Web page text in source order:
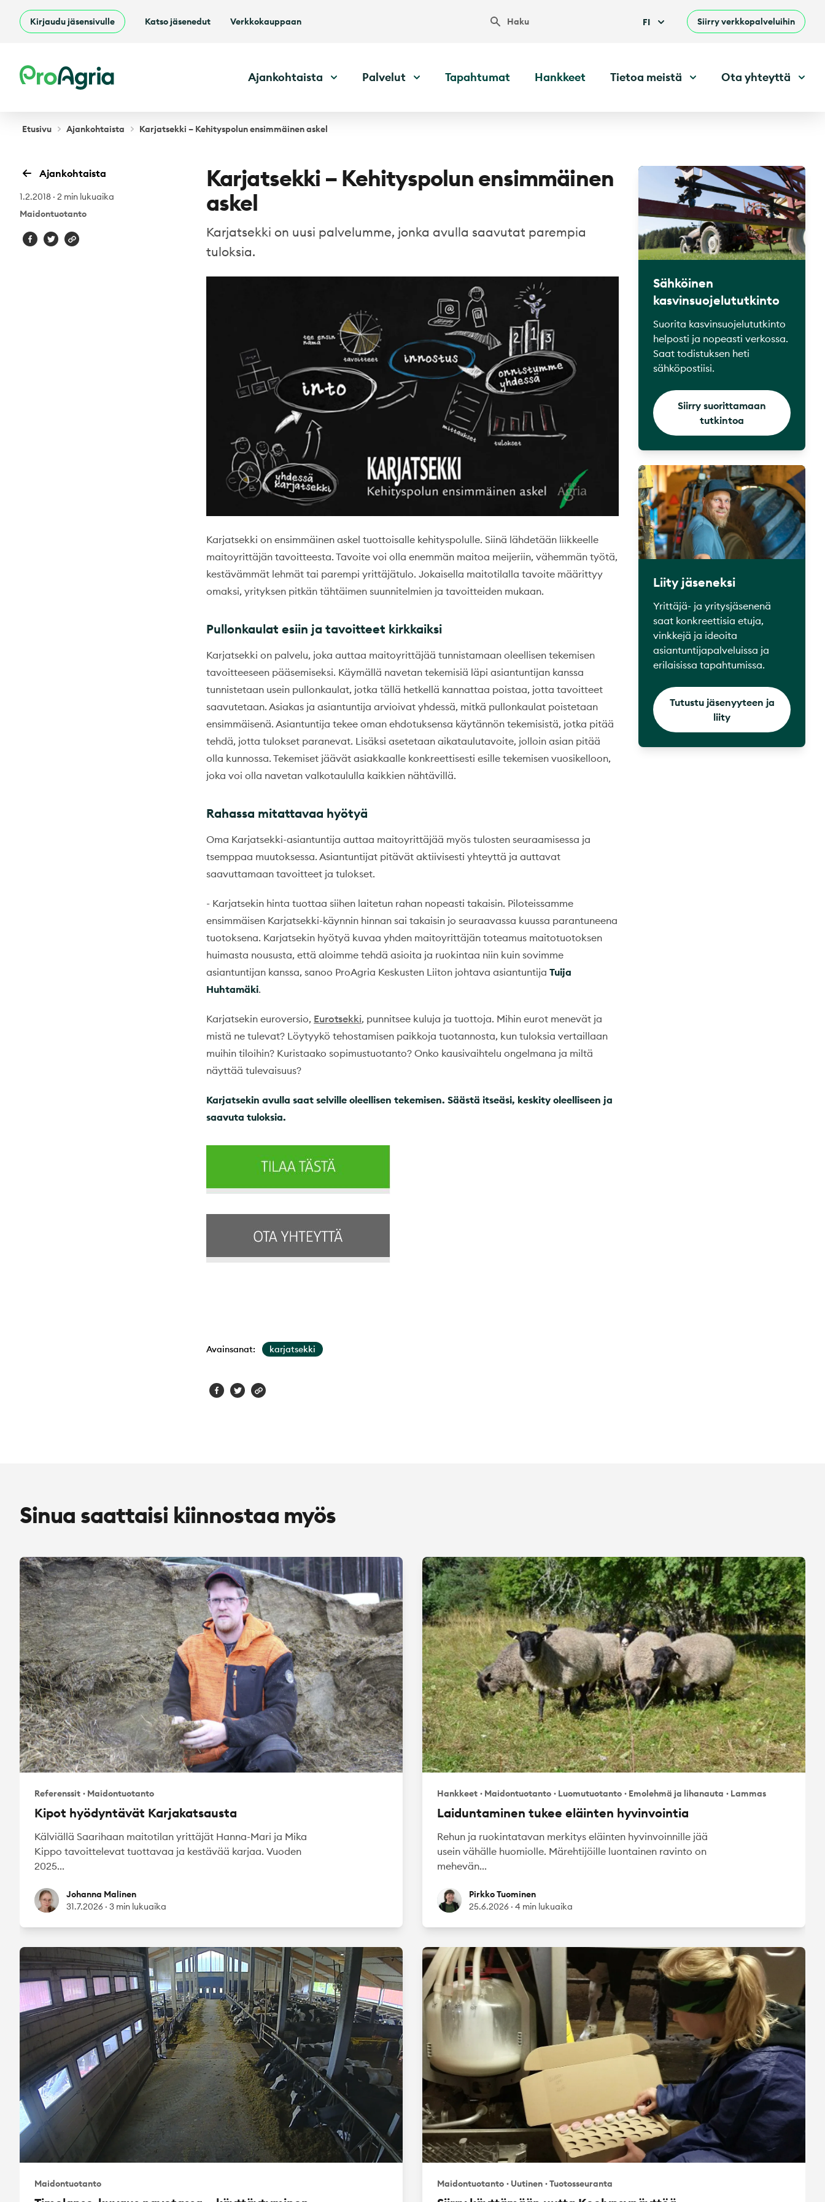
Kirjaudu jäsensivulle Katso jäsenedut Verkkokauppaan Haku FI Siirry verkkopalveluihin
ProAgria Ajankohtaista Palvelut Tapahtumat Hankkeet Tietoa meistä Ota yhteyttä
Etusivu Ajankohtaista Karjatsekki – Kehityspolun ensimmäinen askel
Ajankohtaista
1.2.2018 · 2 min lukuaika
Maidontuotanto
Karjatsekki – Kehityspolun ensimmäinen
askel
Karjatsekki on uusi palvelumme, jonka avulla saavutat parempia
tuloksia.
Karjatsekki on ensimmäinen askel tuottoisalle kehityspolulle. Siinä lähdetään liikkeelle
maitoyrittäjän tavoitteesta. Tavoite voi olla enemmän maitoa meijeriin, vähemmän työtä,
kestävämmät lehmät tai parempi yrittäjätulo. Jokaisella maitotilalla tavoite määrittyy
omaksi, yrityksen pitkän tähtäimen suunnitelmien ja tavoitteiden mukaan.
Pullonkaulat esiin ja tavoitteet kirkkaiksi
Karjatsekki on palvelu, joka auttaa maitoyrittäjää tunnistamaan oleellisen tekemisen
tavoitteeseen pääsemiseksi. Käymällä navetan tekemisiä läpi asiantuntijan kanssa
tunnistetaan usein pullonkaulat, jotka tällä hetkellä kannattaa poistaa, jotta tavoitteet
saavutetaan. Asiakas ja asiantuntija arvioivat yhdessä, mitkä pullonkaulat poistetaan
ensimmäisenä. Asiantuntija tekee oman ehdotuksensa käytännön tekemisistä, jotka pitää
tehdä, jotta tulokset paranevat. Lisäksi asetetaan aikataulutavoite, jolloin asian pitää
olla kunnossa. Tekemiset jäävät asiakkaalle konkreettisesti esille tekemisen vuosikelloon,
joka voi olla navetan valkotaululla kaikkien nähtävillä.
Rahassa mitattavaa hyötyä
Oma Karjatsekki-asiantuntija auttaa maitoyrittäjää myös tulosten seuraamisessa ja
tsemppaa muutoksessa. Asiantuntijat pitävät aktiivisesti yhteyttä ja auttavat
saavuttamaan tavoitteet ja tulokset.
- Karjatsekin hinta tuottaa siihen laitetun rahan nopeasti takaisin. Piloteissamme
ensimmäisen Karjatsekki-käynnin hinnan sai takaisin jo seuraavassa kuussa parantuneena
tuotoksena. Karjatsekin hyötyä kuvaa yhden maitoyrittäjän toteamus maitotuotoksen
huimasta noususta, että aloimme tehdä asioita ja ruokintaa niin kuin sovimme
asiantuntijan kanssa, sanoo ProAgria Keskusten Liiton johtava asiantuntija Tuija
Huhtamäki.
Karjatsekin euroversio, Eurotsekki, punnitsee kuluja ja tuottoja. Mihin eurot menevät ja
mistä ne tulevat? Löytyykö tehostamisen paikkoja tuotannosta, kun tuloksia vertaillaan
muihin tiloihin? Kuristaako sopimustuotanto? Onko kausivaihtelu ongelmana ja miltä
näyttää tulevaisuus?
Karjatsekin avulla saat selville oleellisen tekemisen. Säästä itseäsi, keskity oleelliseen ja
saavuta tuloksia.
Avainsanat: karjatsekki
Sähköinen
kasvinsuojelututkinto
Suorita kasvinsuojelututkinto
helposti ja nopeasti verkossa.
Saat todistuksen heti
sähköpostiisi.
Siirry suorittamaan
tutkintoa
Liity jäseneksi
Yrittäjä- ja yritysjäsenenä
saat konkreettisia etuja,
vinkkejä ja ideoita
asiantuntijapalveluissa ja
erilaisissa tapahtumissa.
Tutustu jäsenyyteen ja
liity
Sinua saattaisi kiinnostaa myös
Referenssit · Maidontuotanto
Kipot hyödyntävät Karjakatsausta
Kälviällä Saarihaan maitotilan yrittäjät Hanna-Mari ja Mika
Kippo tavoittelevat tuottavaa ja kestävää karjaa. Vuoden
2025...
Johanna Malinen
Johanna Malinen
31.7.2026 · 3 min lukuaika
Hankkeet · Maidontuotanto · Luomutuotanto · Emolehmä ja lihanauta · Lammas
Laiduntaminen tukee eläinten hyvinvointia
Rehun ja ruokintatavan merkitys eläinten hyvinvoinnille jää
usein vähälle huomiolle. Märehtijöille luontainen ravinto on
mehevän...
Pirkko Tuominen
Pirkko Tuominen
25.6.2026 · 4 min lukuaika
Maidontuotanto Maidontuotanto · Uutinen ·Tuotosseuranta